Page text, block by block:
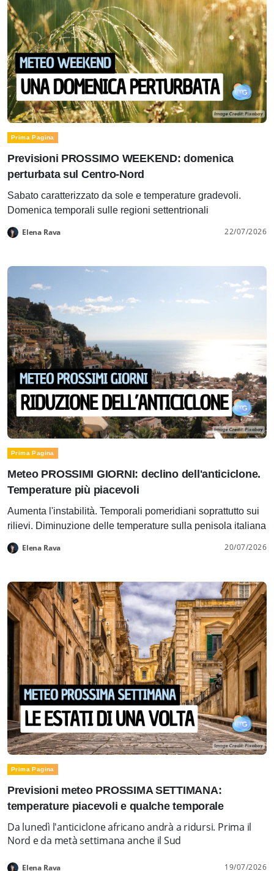
Prima Pagina
Previsioni PROSSIMO WEEKEND: domenica
perturbata sul Centro-Nord
Sabato caratterizzato da sole e temperature gradevoli.
Domenica temporali sulle regioni settentrionali
Elena Rava 22/07/2026
Prima Pagina
Meteo PROSSIMI GIORNI: declino dell'anticiclone.
Temperature più piacevoli
Aumenta l'instabilità. Temporali pomeridiani soprattutto sui
rilievi. Diminuzione delle temperature sulla penisola italiana
Elena Rava 20/07/2026
Prima Pagina
Previsioni meteo PROSSIMA SETTIMANA:
temperature piacevoli e qualche temporale
Da lunedì l'anticiclone africano andrà a ridursi. Prima il
Nord e da metà settimana anche il Sud
Elena Rava 19/07/2026